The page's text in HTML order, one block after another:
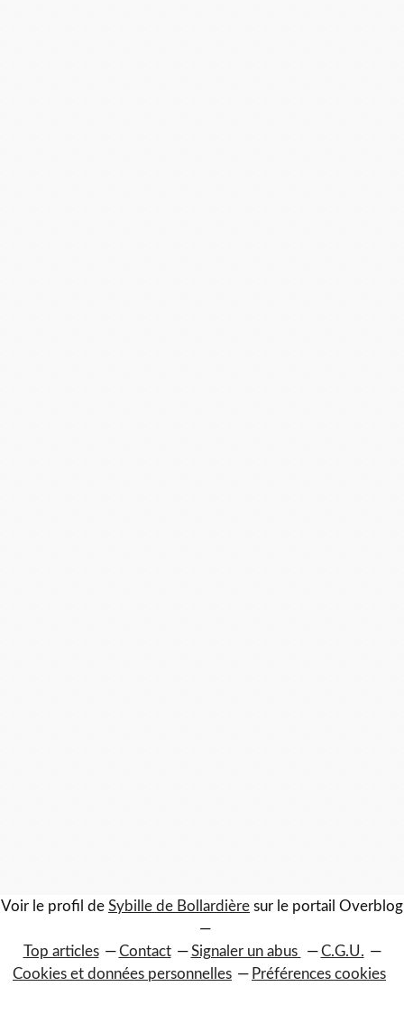
Voir le profil de Sybille de Bollardière sur le portail Overblog
Top articles Contact Signaler un abus
C.G.U.
Cookies et données personnelles
Préférences cookies